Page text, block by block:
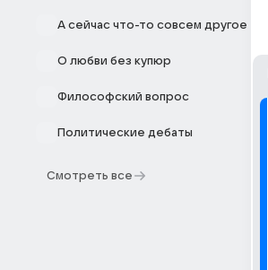
А сейчас что-то совсем другое
О любви без купюр
Философский вопрос
Политические дебаты
Смотреть все